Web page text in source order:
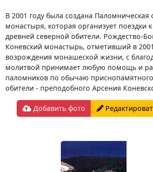
В 2001 году была создана Паломническая
монастыря, которая организует поездки
древней северной обители. Рождество-
Коневский монастырь, отметивший в
возрождения монашеской жизни, с
молитвой принимает любую помощь и
паломников по обычаю
обители - преподобного Арсения
Добавить фото